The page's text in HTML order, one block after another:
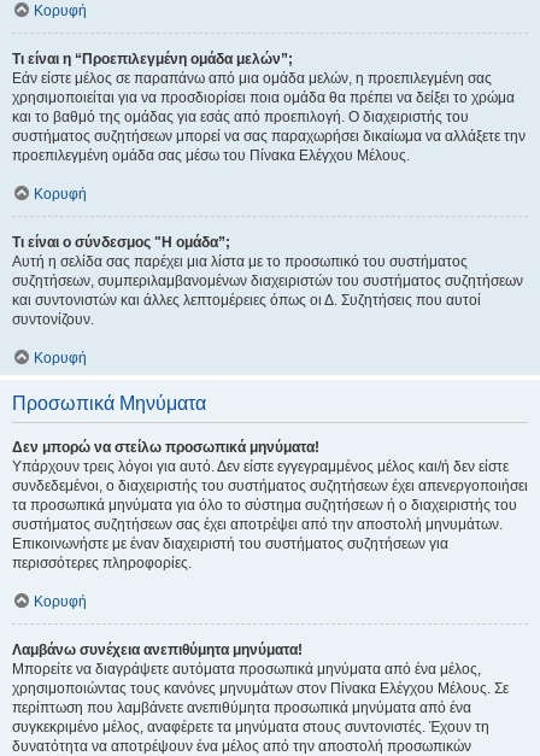
Κορυφή
Τι είναι η “Προεπιλεγμένη ομάδα μελών”;
Εάν είστε μέλος σε παραπάνω από μια ομάδα μελών, η προεπιλεγμένη σας
χρησιμοποιείται για να προσδιορίσει ποια ομάδα θα πρέπει να δείξει το χρώμα
και το βαθμό της ομάδας για εσάς από προεπιλογή. Ο διαχειριστής του
συστήματος συζητήσεων μπορεί να σας παραχωρήσει δικαίωμα να αλλάξετε την
προεπιλεγμένη ομάδα σας μέσω του Πίνακα Ελέγχου Μέλους.
Κορυφή
Τι είναι ο σύνδεσμος "Η ομάδα”;
Αυτή η σελίδα σας παρέχει μια λίστα με το προσωπικό του συστήματος
συζητήσεων, συμπεριλαμβανομένων διαχειριστών του συστήματος συζητήσεων
και συντονιστών και άλλες λεπτομέρειες όπως οι Δ. Συζητήσεις που αυτοί
συντονίζουν.
Κορυφή
Προσωπικά Μηνύματα
Δεν μπορώ να στείλω προσωπικά μηνύματα!
Υπάρχουν τρεις λόγοι για αυτό. Δεν είστε εγγεγραμμένος μέλος και/ή δεν είστε
συνδεδεμένοι, ο διαχειριστής του συστήματος συζητήσεων έχει απενεργοποιήσει
τα προσωπικά μηνύματα για όλο το σύστημα συζητήσεων ή ο διαχειριστής του
συστήματος συζητήσεων σας έχει αποτρέψει από την αποστολή μηνυμάτων.
Επικοινωνήστε με έναν διαχειριστή του συστήματος συζητήσεων για
περισσότερες πληροφορίες.
Κορυφή
Λαμβάνω συνέχεια ανεπιθύμητα μηνύματα!
Μπορείτε να διαγράψετε αυτόματα προσωπικά μηνύματα από ένα μέλος,
χρησιμοποιώντας τους κανόνες μηνυμάτων στον Πίνακα Ελέγχου Μέλους. Σε
περίπτωση που λαμβάνετε ανεπιθύμητα προσωπικά μηνύματα από ένα
συγκεκριμένο μέλος, αναφέρετε τα μηνύματα στους συντονιστές. Έχουν τη
δυνατότητα να αποτρέψουν ένα μέλος από την αποστολή προσωπικών